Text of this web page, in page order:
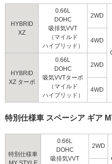
HYBRID
XZ
0.66L
DOHC
吸排気VVT
（マイルド
ハイブリッド）
2WD
4WD
HYBRID
XZ ターボ
0.66L
DOHC
吸気VVTターボ
（マイルド
ハイブリッド）
2WD
4WD
特別仕様車 スペーシア ギア
特別仕様車
0.66L
DOHC
吸排気VVT
2WD